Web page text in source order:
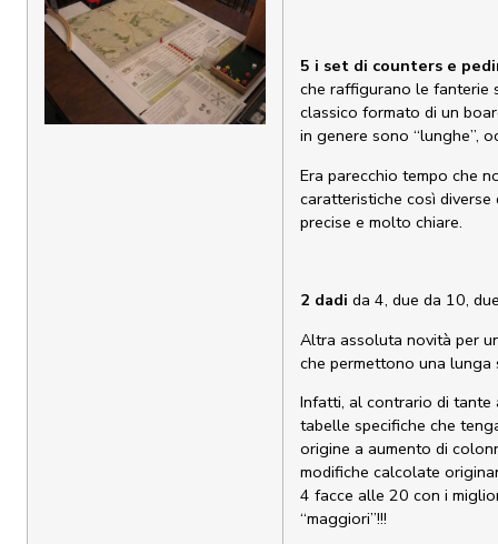
5 i set di counters e
che raffigurano le fanterie
classico formato di un
in genere sono “lunghe”,
Era parecchio tempo che
caratteristiche così diverse
precise e molto chiare.
2 dadi da 4, due da 10,
Altra assoluta novità per
che permettono una
Infatti, al contrario di tante
tabelle specifiche che
origine a aumento di
modifiche calcolate
4 facce alle 20 con i
“maggiori”!!!